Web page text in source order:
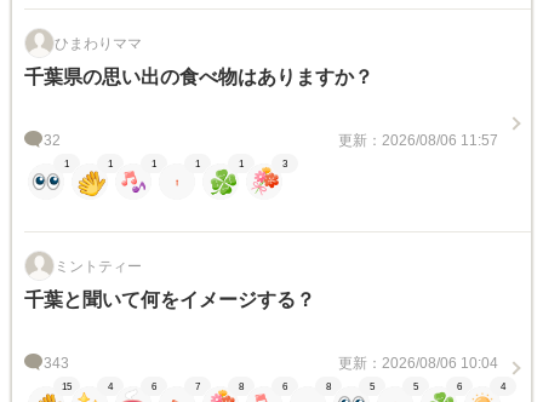
ひまわりママ
千葉県の思い出の食べ物はありますか？
32 更新：2026/08/06 11:57
1 1 1 1 1 3
ミントティー
千葉と聞いて何をイメージする？
343 更新：2026/08/06 10:04
15 4 6 7 8 6 8 5 5 6 4